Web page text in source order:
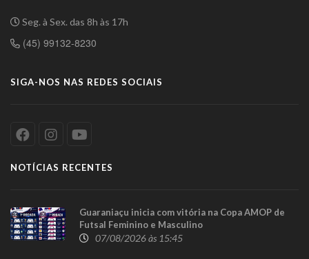
Seg. à Sex. das 8h às 17h
(45) 99132-8230
SIGA-NOS NAS REDES SOCIAIS
NOTÍCIAS RECENTES
Guaraniaçu inicia com vitória na Copa AMOP de
Futsal Feminino e Masculino
07/08/2026 às 15:45